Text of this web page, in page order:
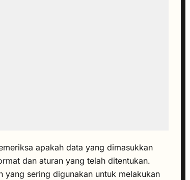
apakah data yang dimasukkan
dan aturan yang telah ditentukan.
yang sering digunakan untuk melakukan